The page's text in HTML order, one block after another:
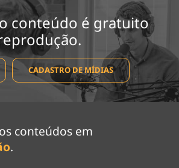
conteúdo é gratuito
CADASTRO DE MÍDIAS
conteúdos em
.